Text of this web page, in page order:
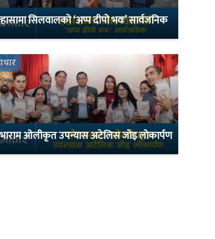
सिलवालको ‘अप्प दीपो भवः’ सार्वजनिक
ओलीकृत उपन्यास अटेलिस जोइ लोकार्पण